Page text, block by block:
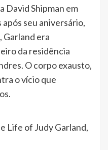
David Shipman em
após seu aniversário,
Garland era
da residência
O corpo exausto,
o vício que
Life of Judy Garland,